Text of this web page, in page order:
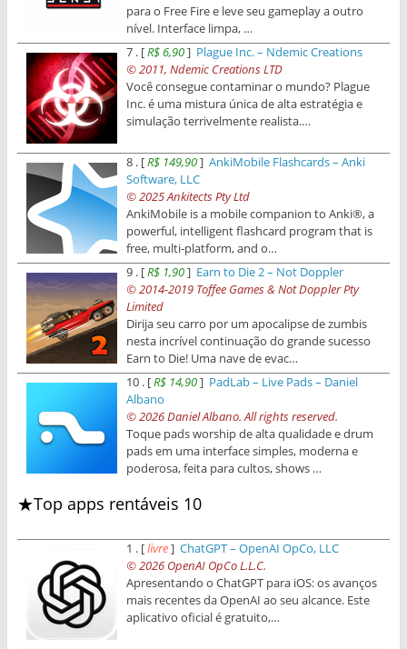
para o Free Fire e leve seu gameplay a outro
nível. Interface limpa, …
7 . [R$ 6,90] Plague Inc. – Ndemic Creations
© 2011, Ndemic Creations LTD
Você consegue contaminar o mundo? Plague
Inc. é uma mistura única de alta estratégia e
simulação terrivelmente realista.…
8 . [R$ 149,90] AnkiMobile Flashcards – Anki
Software, LLC
© 2025 Ankitects Pty Ltd
AnkiMobile is a mobile companion to Anki®, a
powerful, intelligent flashcard program that is
free, multi-platform, and o…
9 . [R$ 1,90] Earn to Die 2 – Not Doppler
© 2014-2019 Toffee Games & Not Doppler Pty
Limited
Dirija seu carro por um apocalipse de zumbis
nesta incrível continuação do grande sucesso
Earn to Die! Uma nave de evac…
10 . [R$ 14,90] PadLab – Live Pads – Daniel
Albano
© 2026 Daniel Albano. All rights reserved.
Toque pads worship de alta qualidade e drum
pads em uma interface simples, moderna e
poderosa, feita para cultos, shows …
★Top apps rentáveis 10
1 . [livre] ChatGPT – OpenAI OpCo, LLC
© 2026 OpenAI OpCo L.L.C.
Apresentando o ChatGPT para iOS: os avanços
mais recentes da OpenAI ao seu alcance. Este
aplicativo oficial é gratuito,…